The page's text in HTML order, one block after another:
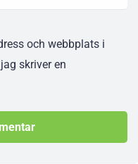
och webbplats i
skriver en